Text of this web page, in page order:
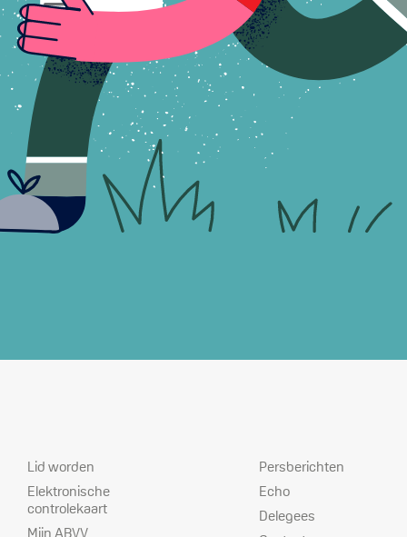
Dienstverlening
Lid worden
Elektronische
controlekaart
Mijn ABVV
Prioriteiten
Persberichten
Echo
Delegees